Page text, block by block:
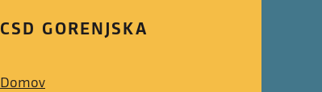
CSD GORENJSKA
Domov